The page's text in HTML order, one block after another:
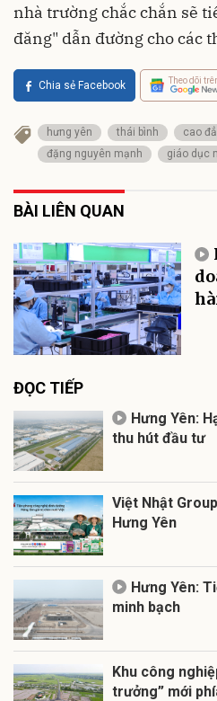
nhà trường chắc chắn sẽ
đăng" dẫn đường cho các
Chia sẻ Facebook Theo dõi
hưng yên thái bình
cao
đặng nguyên mạnh
giáo dục
BÀI LIÊN QUAN
ĐỌC TIẾP
Hưng Yên:
thu hút đầu tư
Việt Nhật
Hưng Yên
Hưng Yên:
minh bạch
Khu công
trưởng” mới